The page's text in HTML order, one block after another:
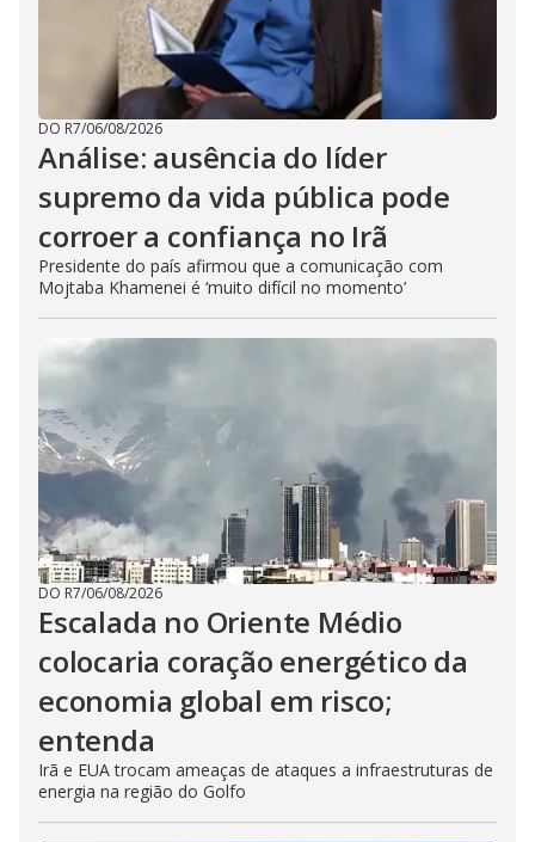
DO R7/06/08/2026
Análise: ausência do líder
supremo da vida pública pode
corroer a confiança no Irã
Presidente do país afirmou que a comunicação com
Mojtaba Khamenei é ‘muito difícil no momento’
DO R7/06/08/2026
Escalada no Oriente Médio
colocaria coração energético da
economia global em risco;
entenda
Irã e EUA trocam ameaças de ataques a infraestruturas de
energia na região do Golfo